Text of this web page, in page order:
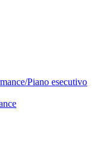
Piano esecutivo